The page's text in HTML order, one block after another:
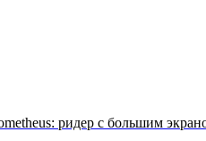
ридер с большим